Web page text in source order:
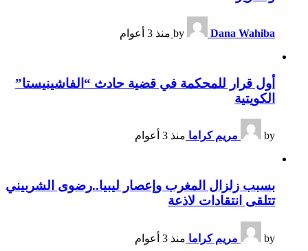
by Dana Wahiba منذ 3 أعوام
أول قرار للمحكمة في قضية حادث “الفاشينيستا”
الكويتية
by مريم كراما منذ 3 أعوام
بسبب زلزال المغرب وإعصار ليبيا..رضوى الشربيني
تتلقى انتقادات لاذعة
by مريم كراما منذ 3 أعوام